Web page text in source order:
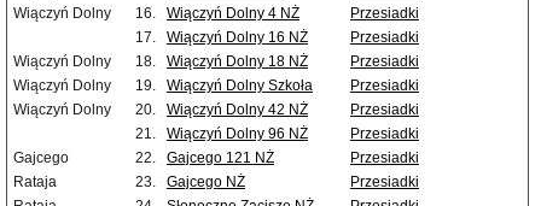
Wiączyń Dolny
16. Wiączyń Dolny 4 NŻ
Przesiadki
17.
Wiączyń Dolny 16 NŻ
Przesiadki
Wiączyń Dolny
18. Wiączyń Dolny 18 NŻ
Przesiadki
Wiączyń Dolny
19. Wiączyń Dolny Szkoła
Przesiadki
Wiączyń Dolny
20. Wiączyń Dolny 42 NŻ
Przesiadki
21.
Wiączyń Dolny 96 NŻ
Przesiadki
Gajcego
22. Gajcego 121 NŻ
Przesiadki
Rataja
23. Gajcego NŻ
Przesiadki